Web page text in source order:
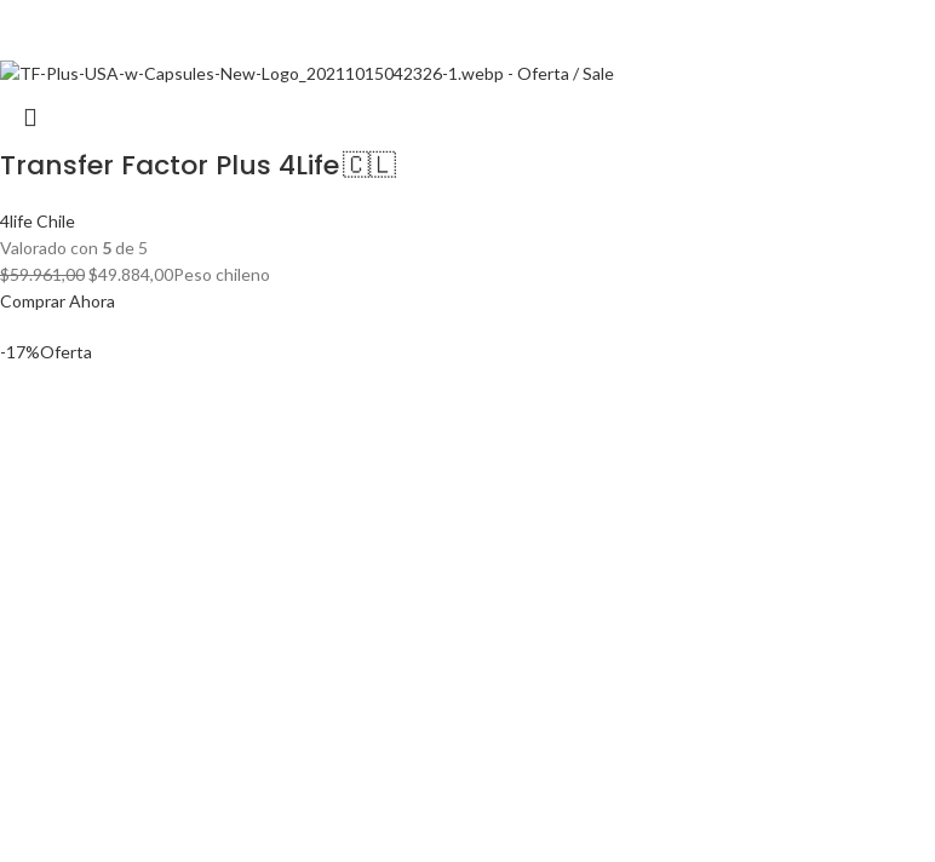
Transfer Factor Plus 4Life 🇨🇱
4life Chile
Valorado con 5de 5
$59.961,00El
precio
era:
$49.884,00El
Peso chileno
Comprar Ahora
-17%Oferta